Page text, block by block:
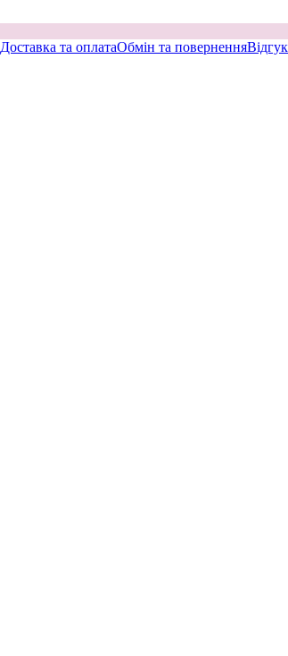
Доставка та оплатаОбмін та повернення